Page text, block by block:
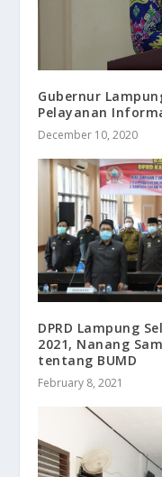
Gubernur
Pelayanan
December 10, 2020
DPRD Lampung
2021, Nanang
tentang BUMD
February 8, 2021